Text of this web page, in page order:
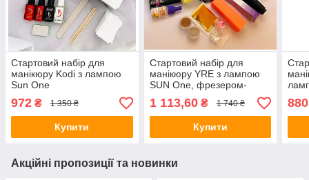
Стартовий набір для
манікюру Kodi з лампою
Sun One
972 ₴ 1 350 ₴
Купити
Стартовий набір для
манікюру YRE з лампою
SUN One, фрезером-
ручкою та декором
1 113,60₴ 1 740 ₴
Купити
Акційні пропозиції та новинки